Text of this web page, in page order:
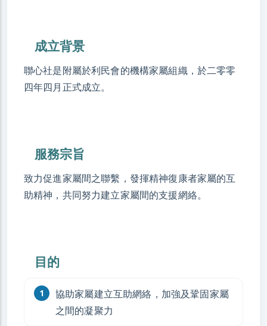
成立背景
聯心社是附屬於利民會的機構家屬組織，於二零零
四年四月正式成立。
服務宗旨
致力促進家屬間之聯繫，發揮精神復康者家屬的互
助精神，共同努力建立家屬間的支援網絡。
目的
協助家屬建立互助網絡，加強及鞏固家屬
之間的凝聚力